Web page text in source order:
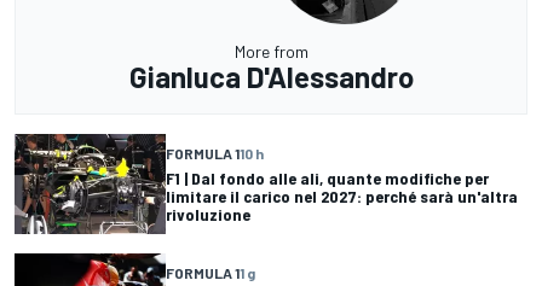
More from
Gianluca D'Alessandro
FORMULA 110 h
F1 | Dal fondo alle ali, quante modifiche per
limitare il carico nel 2027: perché sarà un'altra
rivoluzione
FORMULA 11 g